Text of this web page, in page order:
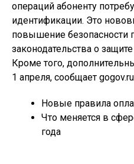
операций абоненту
идентификации. Это
повышение безопасности
законодательства о
Кроме того,
1 апреля, сообщает
Новые правила
Что меняется в
года